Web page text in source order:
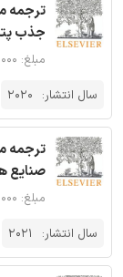
ترجمه
جذب
مبلغ: ۲۲۴,۰۰۰ تومان
سال انتشار: 2020
ترجمه
صنایع
مبلغ: ۲۶۸,۰۰۰ تومان
سال انتشار:
2021